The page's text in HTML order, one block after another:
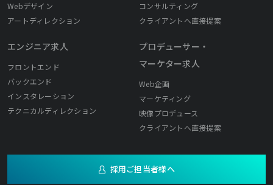
Webデザイン
アートディレクション
エンジニア求人
フロントエンド
バックエンド
インスタレーション
テクニカルディレクション
コンサルティング
クライアントへ直接提案
プロデューサー・
マーケター求人
Web企画
マーケティング
映像プロデュース
クライアントへ直接提案
採用ご担当者様へ